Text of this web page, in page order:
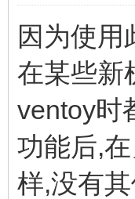
因为使用
在某些新
ventoy时
功能后,
样,没有